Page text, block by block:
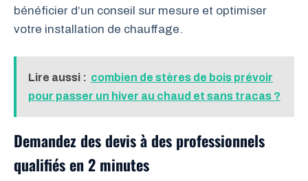
bénéficier d’un conseil sur mesure et optimiser
votre installation de chauffage.
Lire aussi : combien de stères de bois prévoir
pour passer un hiver au chaud et sans tracas ?
Demandez des devis à des professionnels
qualifiés en 2 minutes